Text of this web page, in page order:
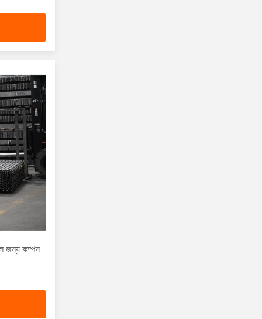
জন্য কম্পন